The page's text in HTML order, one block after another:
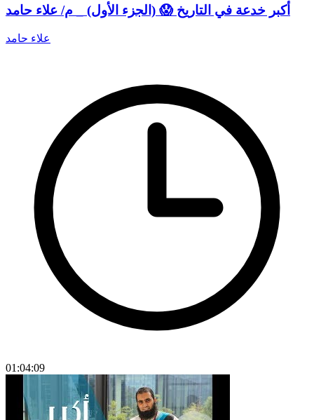
أكبر خدعة في التاريخ 😱 (الجزء الأول) _ م/ علاء حامد
علاء حامد
01:04:09